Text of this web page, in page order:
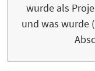
wurde als
und was wurde